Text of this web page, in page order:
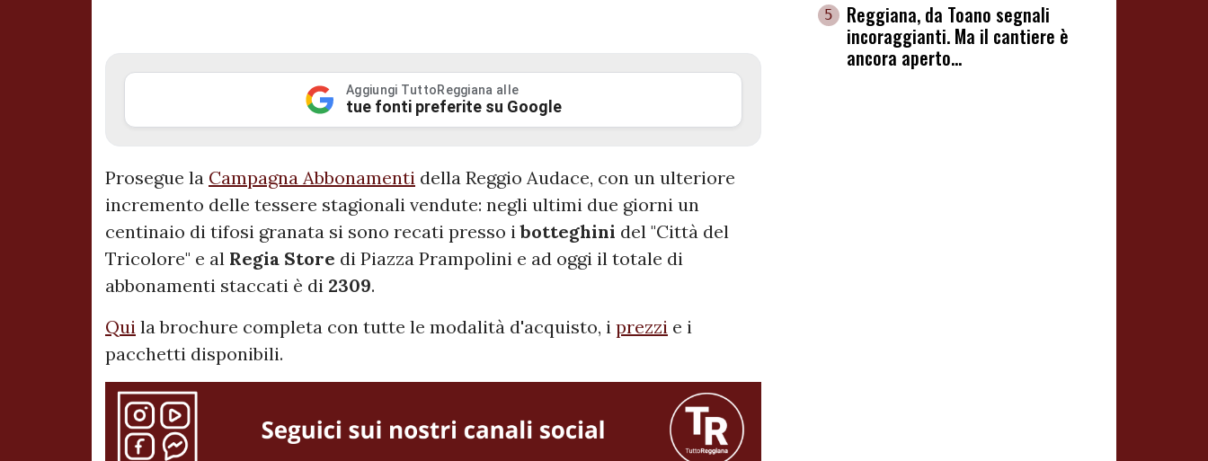
Aggiungi TuttoReggiana alle
tue fonti preferite su Google
Prosegue la Campagna Abbonamenti della Reggio Audace, con un ulteriore
incremento delle tessere stagionali vendute: negli ultimi due giorni un
centinaio di tifosi granata si sono recati presso ibotteghini del "Città del
Tricolore" e al Regia Store di Piazza Prampolini e ad oggi il totale di
abbonamenti staccati è di 2309.
Qui la brochure completa con tutte le modalità d'acquisto, i prezzi e i
pacchetti disponibili.
5
Reggiana, da Toano segnali
incoraggianti. Ma il cantiere è
ancora aperto...